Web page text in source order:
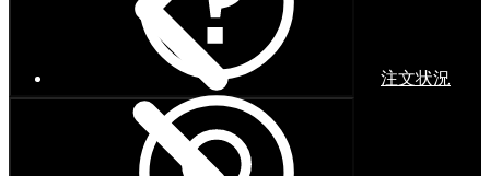
注文状況